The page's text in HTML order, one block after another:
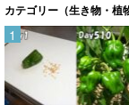
カテゴリー（生き物・植